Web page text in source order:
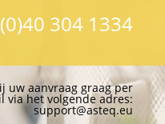
304 1334
uw aanvraag graag per
via het volgende adres:
support@asteq.eu